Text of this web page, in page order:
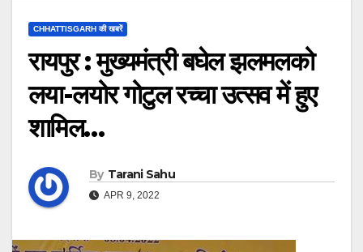
CHHATTISGARH की खबरें
रायपुर : मुख्यमंत्री बघेल झलमलको
लया-लयोर गोटुल रच्चा उत्सव में हुए
शामिल…
By Tarani Sahu
APR 9, 2022